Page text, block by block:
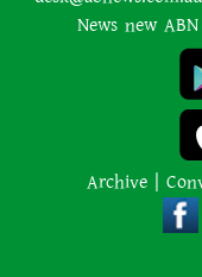
News new
Archive |